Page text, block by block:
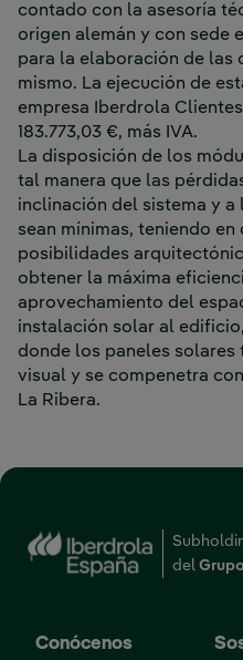
contado con la asesoría
origen alemán y con sede
para la elaboración de las
mismo. La ejecución de
empresa Iberdrola
183.773,03 €, más IVA.
La disposición de los
tal manera que las
inclinación del sistema y a
sean mínimas, teniendo
posibilidades
obtener la máxima
aprovechamiento del
instalación solar al
donde los paneles solares
visual y se compenetra
La Ribera.
del
Conócenos